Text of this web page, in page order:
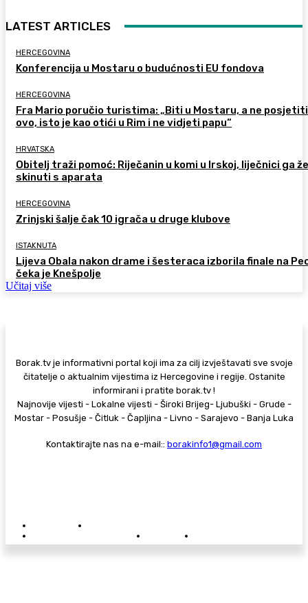
LATEST ARTICLES
HERCEGOVINA
Konferencija u Mostaru o budućnosti EU fondova
HERCEGOVINA
Fra Mario poručio turistima: „Biti u Mostaru, a ne posjetiti
ovo, isto je kao otići u Rim i ne vidjeti papu“
HRVATSKA
Obitelj traži pomoć: Riječanin u komi u Irskoj, liječnici ga
skinuti s aparata
HERCEGOVINA
Zrinjski šalje čak 10 igrača u druge klubove
ISTAKNUTA
Lijeva Obala nakon drame i šesteraca izborila finale na
čeka je Knešpolje
Učitaj više
Borak.tv je informativni portal koji ima za cilj izvještavati sve svoje
čitatelje o aktualnim vijestima iz Hercegovine i regije. Ostanite
informirani i pratite borak.tv !
Najnovije vijesti - Lokalne vijesti - Široki Brijeg- Ljubuški - Grude -
Mostar - Posušje - Čitluk - Čapljina - Livno - Sarajevo - Banja Luka
Kontaktirajte nas na e-mail:: borakinfo1@gmail.com